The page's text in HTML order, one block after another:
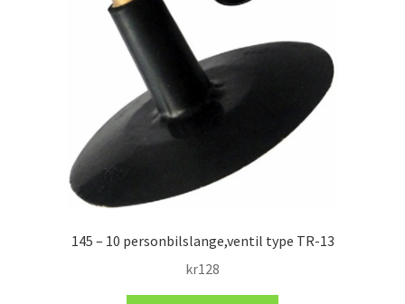
145 – 10 personbilslange,ventil type TR-13
kr128